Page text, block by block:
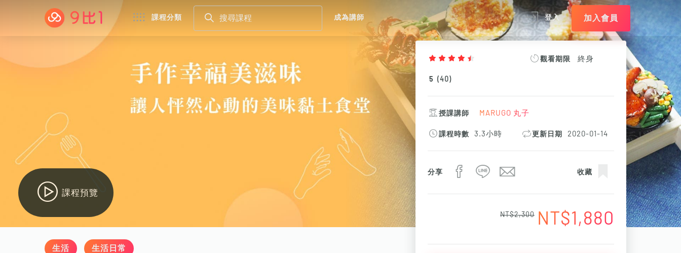
課程分類 成為講師 登入 加入會員
課程預覽
生活 生活日常
5 (40 )
觀看期限 終身
授課講師 MARUGO 丸子
課程時數 3.3小時 更新日期 2020-01-14
分享 收藏
NT$2,300 NT$1,880